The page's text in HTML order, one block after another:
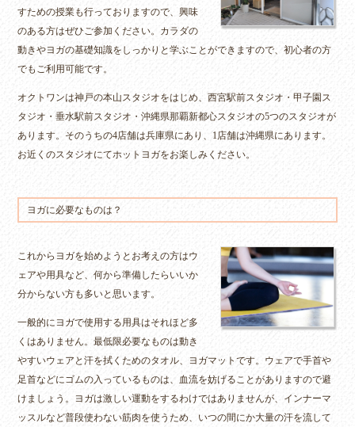
すための授業も行っておりますので、興味
のある方はぜひご参加ください。カラダの
動きやヨガの基礎知識をしっかりと学ぶことができますので、初心者の方
でもご利用可能です。
オクトワンは神戸の本山スタジオをはじめ、西宮駅前スタジオ・甲子園ス
タジオ・垂水駅前スタジオ・沖縄県那覇新都心スタジオの5つのスタジオが
あります。そのうちの4店舗は兵庫県にあり、1店舗は沖縄県にあります。
お近くのスタジオにてホットヨガをお楽しみください。
ヨガに必要なものは？
これからヨガを始めようとお考えの方はウ
ェアや用具など、何から準備したらいいか
分からない方も多いと思います。
一般的にヨガで使用する用具はそれほど多
くはありません。最低限必要なものは動き
やすいウェアと汗を拭くためのタオル、ヨガマットです。ウェアで手首や
足首などにゴムの入っているものは、血流を妨げることがありますので避
けましょう。ヨガは激しい運動をするわけではありませんが、インナーマ
ッスルなど普段使わない筋肉を使うため、いつの間にか大量の汗を流して